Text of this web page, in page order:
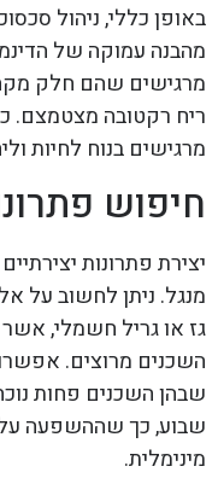
באופן כללי, ניהול
מהבנה עמוקה של
מרגישים שהם חלק
ריח רקטובה מצטמצם.
מרגישים בנוח לחיות
חיפוש
יצירת פתרונות
מנגל. ניתן לחשוב על
גז או גריל חשמלי,
השכנים מרוצים.
שבהן השכנים פחות
שבוע, כך שההשפעה
מינימלית.